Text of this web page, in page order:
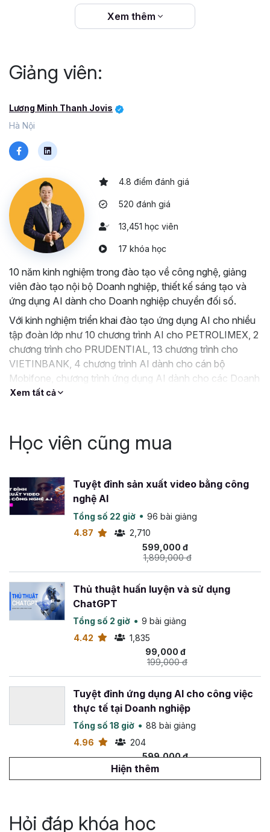
Xem thêm
Giảng viên:
Lương Minh Thanh Jovis
Hà Nội
4.8 điểm đánh giá
520 đánh giá
13,451 học viên
17 khóa học
10 năm kinh nghiệm trong đào tạo về công nghệ, giảng
viên đào tạo nội bộ Doanh nghiệp, thiết kế sáng tạo và
ứng dụng AI dành cho Doanh nghiệp chuyển đối số.
Với kinh nghiệm triển khai đào tạo ứng dụng AI cho nhiều
tập đoàn lớp như 10 chương trình AI cho PETROLIMEX, 2
chương trình cho PRUDENTIAL, 13 chương trình cho
VIETINBANK, 4 chương trình AI dành cho cán bộ
Mobifone, chương trình ứng dụng AI dành cho các Doanh
nghiệp như NSN, VTC Online, Nice98s, Ủy Ban Nhân Dân
Xem tất cả
Học viên cũng mua
Tuyệt đỉnh sản xuất video bằng công
nghệ AI
Tổng số 22 giờ
96 bài giảng
4.87
2,710
599,000 đ
1,899,000 đ
Thủ thuật huấn luyện và sử dụng
ChatGPT
Tổng số 2 giờ
9 bài giảng
4.42
1,835
99,000 đ
199,000 đ
Tuyệt đỉnh ứng dụng AI cho công việc
thực tế tại Doanh nghiệp
Tổng số 18 giờ
88 bài giảng
4.96
204
599,000 đ
1,099,000 đ
Hiện thêm
Hỏi đáp khóa học